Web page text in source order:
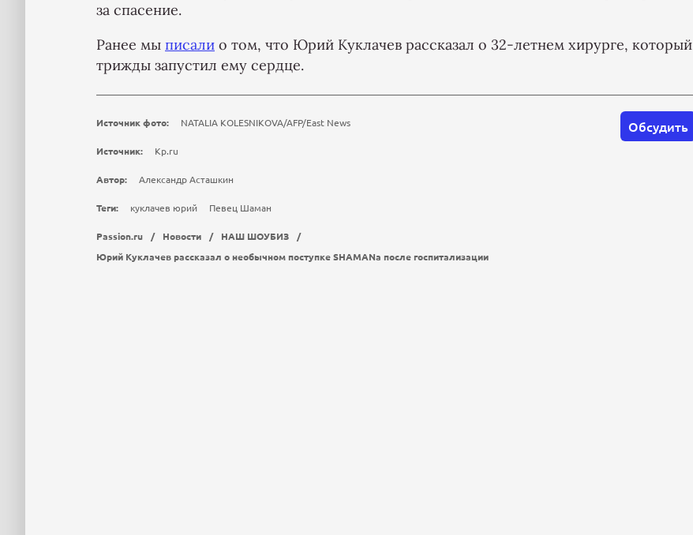
за спасение.
Ранее мы писали о том, что Юрий Куклачев рассказал о 32-летнем хирурге, который
трижды запустил ему сердце.
Обсудить
Источник фото: NATALIA KOLESNIKOVA/AFP/East News
Источник: Kp.ru
Автор: Александр Асташкин
Теги: куклачев юрий Певец Шаман
Passion.ru / Новости / НАШ ШОУБИЗ
/
Юрий Куклачев рассказал о необычном поступке SHAMANa после госпитализации